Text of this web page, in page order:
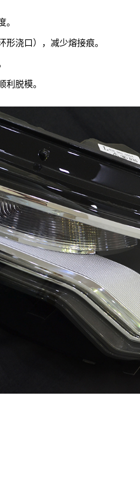
。
浇口），减少熔接痕。
利脱模。